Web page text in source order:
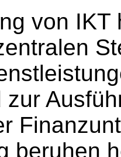
von
zur
beruhen